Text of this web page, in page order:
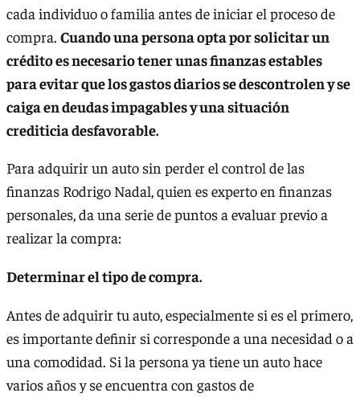
cada individuo o familia antes de iniciar el proceso de
compra. Cuando una persona opta por solicitar un
crédito es necesario tener unas finanzas estables
para evitar que los gastos diarios se descontrolen y se
caiga en deudas impagables y una situación
crediticia desfavorable.
Para adquirir un auto sin perder el control de las
finanzas Rodrigo Nadal, quien es experto en finanzas
personales, da una serie de puntos a evaluar previo a
realizar la compra:
Determinar el tipo de compra.
Antes de adquirir tu auto, especialmente si es el primero,
es importante definir si corresponde a una necesidad o a
una comodidad. Si la persona ya tiene un auto hace
varios años y se encuentra con gastos de